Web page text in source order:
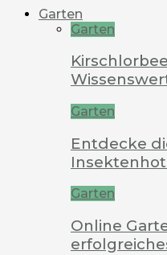
Garten
Garten
Garten
Entdecke
Garten
Online